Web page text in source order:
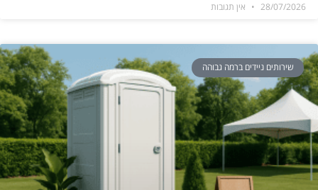
28/07/2026 אין תגובות
שירותים ניידים ברמה גבוהה